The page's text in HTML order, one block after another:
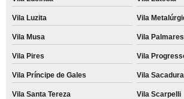
Vila Luzita Vila
Vila Musa Vila Palmares
Vila Pires Vila
Vila Príncipe de Gales Vila
Vila Santa Tereza Vila Scarpelli